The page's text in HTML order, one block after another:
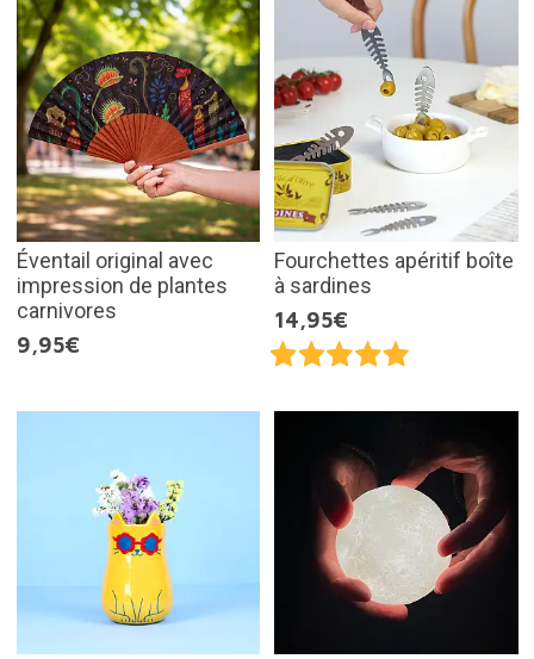
Éventail original avec
impression de plantes
carnivores
9,95€
Fourchettes apéritif boîte
à sardines
14,95€